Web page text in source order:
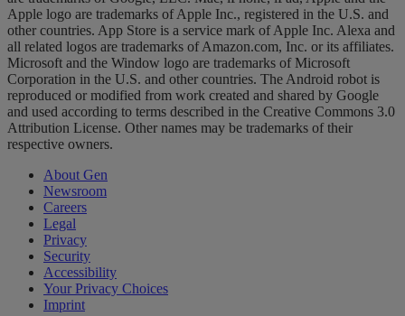
Apple logo are trademarks of Apple Inc., registered in the U.S. and
other countries. App Store is a service mark of Apple Inc. Alexa and
all related logos are trademarks of Amazon.com, Inc. or its affiliates.
Microsoft and the Window logo are trademarks of Microsoft
Corporation in the U.S. and other countries. The Android robot is
reproduced or modified from work created and shared by Google
and used according to terms described in the Creative Commons 3.0
Attribution License. Other names may be trademarks of their
respective owners.
About Gen
Newsroom
Careers
Legal
Privacy
Security
Accessibility
Your Privacy Choices
Imprint